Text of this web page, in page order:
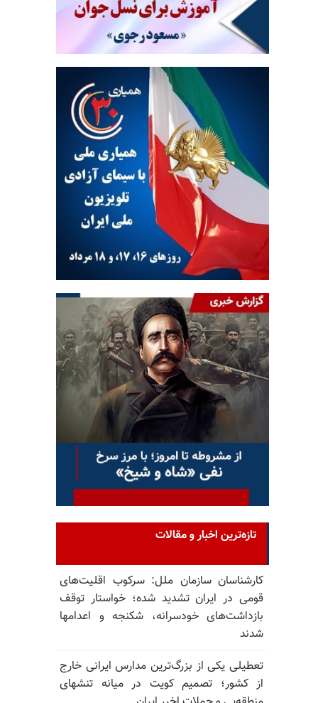
تازه‌ترین اخبار و مقالات
کارشناسان سازمان ملل: سرکوب اقلیت‌های
قومی در ایران تشدید شده؛ خواستار توقف
بازداشت‌های خودسرانه، شکنجه و اعدامها
شدند
تعطیلی یکی از بزرگ‌ترین مدارس ایرانی خارج
از کشور؛ تصمیم کویت در میانه تنشهای